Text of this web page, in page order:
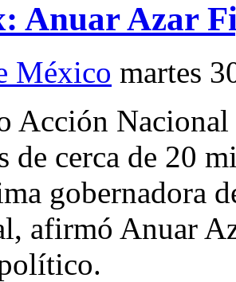
Anuar Azar
México martes
Acción
de cerca de 20
gobernadora
afirmó Anuar